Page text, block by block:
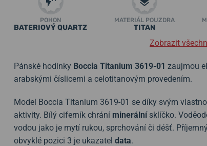
POHON
BATERIOVÝ QUARTZ
MATERIÁL POUZDRA
TITAN
Zobrazit
Pánské hodinky Boccia Titanium 3619-01 zaujmou
arabskými číslicemi a celotitanovým provedením.
Model Boccia Titanium 3619-01 se díky svým
aktivity. Bílý ciferník chrání minerálnísklíčko.
vodou jako je mytí rukou, sprchování či déšť.
obvyklé pozici 3 je ukazatel data.